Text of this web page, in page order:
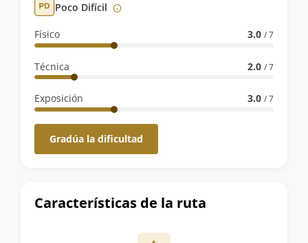
Poco Difícil
Físico 3.0 / 7
Técnica 2.0 / 7
Exposición 3.0 / 7
Gradúa la dificultad
Características de la ruta